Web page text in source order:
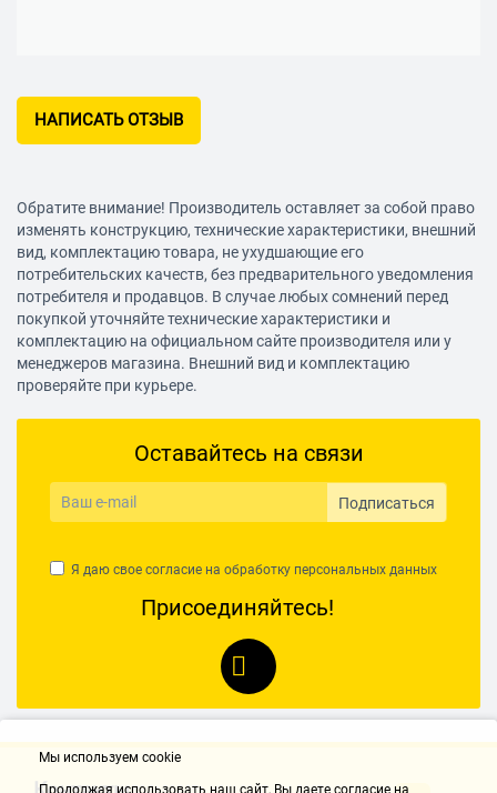
НАПИСАТЬ ОТЗЫВ
Обратите внимание! Производитель оставляет за собой право
изменять конструкцию, технические характеристики, внешний
вид, комплектацию товара, не ухудшающие его
потребительских качеств, без предварительного уведомления
потребителя и продавцов. В случае любых сомнений перед
покупкой уточняйте технические характеристики и
комплектацию на официальном сайте производителя или у
менеджеров магазина. Внешний вид и комплектацию
проверяйте при курьере.
Оставайтесь на связи
Подписаться
Я даю свое согласие на обработку персональных данных
Присоединяйтесь!
Мы используем cookie
Продолжая использовать наш cайт, Вы даете согласие на